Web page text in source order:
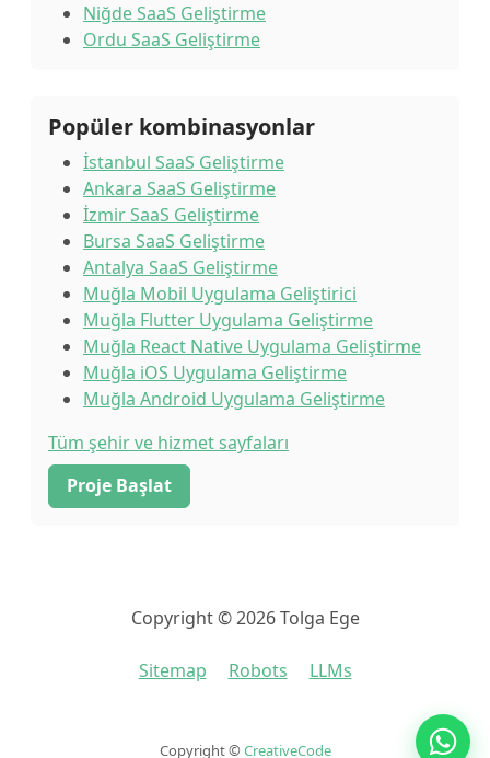
Niğde SaaS Geliştirme
Ordu SaaS Geliştirme
Popüler kombinasyonlar
İstanbul SaaS Geliştirme
Ankara SaaS Geliştirme
İzmir SaaS Geliştirme
Bursa SaaS Geliştirme
Antalya SaaS Geliştirme
Muğla Mobil Uygulama Geliştirici
Muğla Flutter Uygulama Geliştirme
Muğla React Native Uygulama Geliştirme
Muğla iOS Uygulama Geliştirme
Muğla Android Uygulama Geliştirme
Tüm şehir ve hizmet sayfaları
Proje Başlat
Copyright © 2026 Tolga Ege
Sitemap Robots LLMs
Copyright © CreativeCode